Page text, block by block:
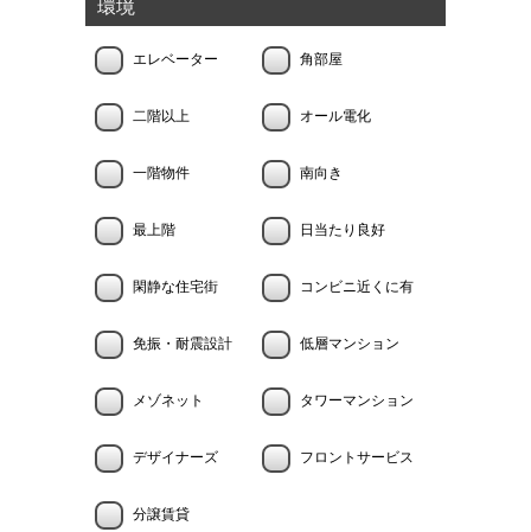
環境
エレベーター 角部屋
二階以上 オール電化
一階物件 南向き
最上階 日当たり良好
閑静な住宅街 コンビニ近くに有
免振・耐震設計 低層マンション
メゾネット タワーマンション
デザイナーズ フロントサービス
分譲賃貸